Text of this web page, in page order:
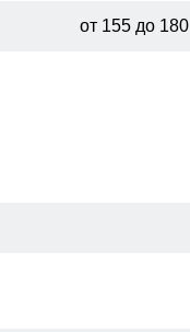
от 155 до 180